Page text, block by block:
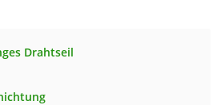
Drahtseil